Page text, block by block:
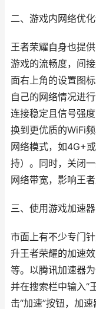
二、游戏内网络优
王者荣耀自身也提
游戏的流畅度，间
面右上角的设置图
自己的网络情况进
连接稳定且信号强
换到更优质的WiFi
网络模式，如4G+
持）。同时，关闭
网络带宽，影响王
三、使用游戏加速器
市面上有不少专门
升王者荣耀的加速
等。以腾讯加速器
并在搜索栏中输入“
击“加速”按钮，加